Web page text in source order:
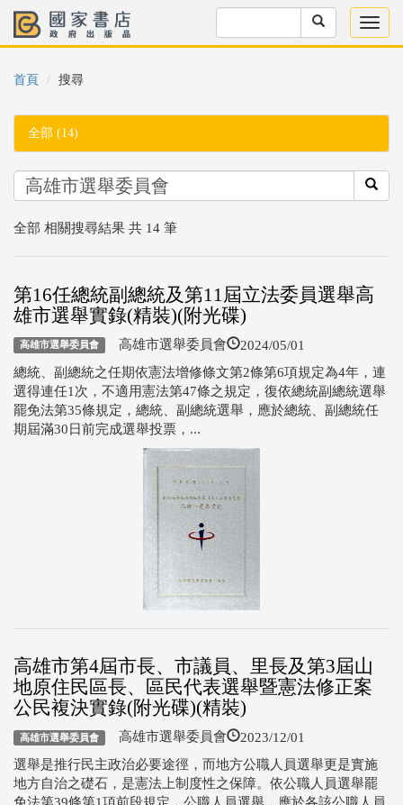
首頁 搜尋
全部 (14)
全部 相關搜尋結果 共 14 筆
第16任總統副總統及第11屆立法委員選舉高
雄市選舉實錄(精裝)(附光碟)
高雄市選舉委員會 高雄市選舉委員會 2024/05/01
總統、副總統之任期依憲法增修條文第2條第6項規定為4年，連
選得連任1次，不適用憲法第47條之規定，復依總統副總統選舉
罷免法第35條規定，總統、副總統選舉，應於總統、副總統任
期屆滿30日前完成選舉投票，...
高雄市第4屆市長、市議員、里長及第3屆山
地原住民區長、區民代表選舉暨憲法修正案
公民複決實錄(附光碟)(精裝)
高雄市選舉委員會 高雄市選舉委員會 2023/12/01
選舉是推行民主政治必要途徑，而地方公職人員選舉更是實施
地方自治之礎石，是憲法上制度性之保障。依公職人員選舉罷